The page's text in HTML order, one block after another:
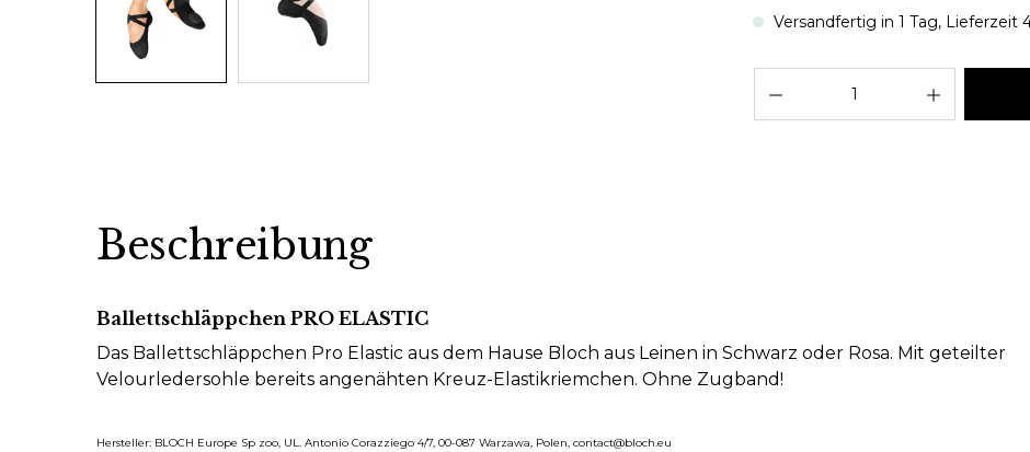
Versandfertig in 1 Tag, Lieferzeit
Beschreibung
Ballettschläppchen PRO ELASTIC
Das Ballettschläppchen Pro Elastic aus dem Hause Bloch aus Leinen in Schwarz oder Rosa. Mit geteilter
Velourledersohle bereits angenähten Kreuz-Elastikriemchen. Ohne Zugband!
Hersteller: BLOCH Europe Sp zoo, UL. Antonio Corazziego 4/7, 00-087 Warzawa, Polen, contact@bloch.eu